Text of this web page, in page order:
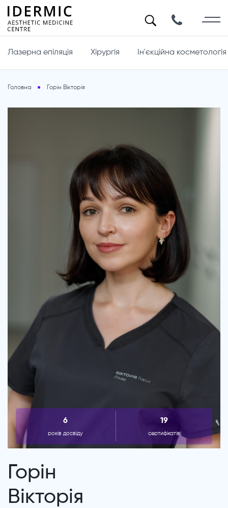
Лазерна епіляція Хірургія Ін'єкційна косметологія
Головна Горін Вікторія
6
років досвіду
19
сертифікатів
Горін
Вікторія